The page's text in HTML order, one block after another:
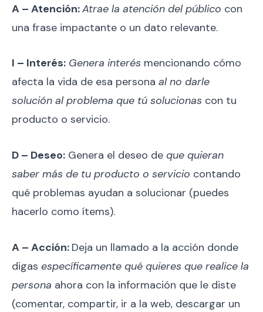
A – Atención:Atrae la atención del público con
una frase impactante o un dato relevante.
I – Interés: Genera interés mencionando cómo
afecta la vida de esa persona al no darle
solución al problema que tú solucionas con tu
producto o servicio.
D – Deseo: Genera el deseo de que quieran
saber más de tu producto o servicio contando
qué problemas ayudan a solucionar (puedes
hacerlo como ítems).
A – Acción: Deja un llamado a la acción donde
digas específicamente qué quieres que realice la
persona ahora con la información que le diste
(comentar, compartir, ir a la web, descargar un